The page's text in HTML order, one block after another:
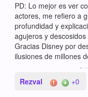
PD: Lo mejor es ver
actores, me refiero a
profundidad y
agujeros y
Gracias Disney por
ilusiones de millones
Rezval +0